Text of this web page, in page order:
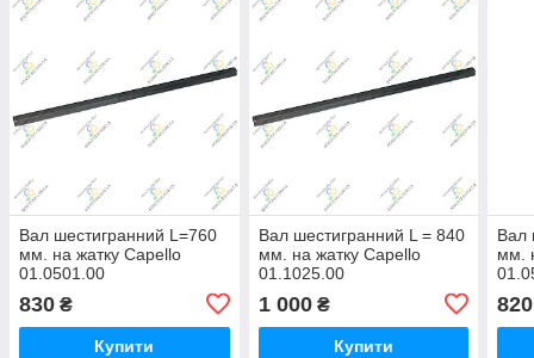
Вал шестигранний L=760
мм. на жатку Capello
01.0501.00
830 ₴
Купити
Вал шестигранний L = 840
мм. на жатку Capello
01.1025.00
1 000₴
Купити
Вал
мм.
820